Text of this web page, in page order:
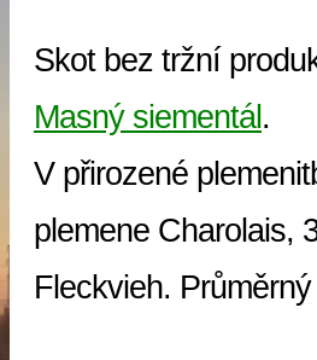
Skot bez tržní
Masný siementál .
V přirozené
plemene Charolais,
Fleckvieh.